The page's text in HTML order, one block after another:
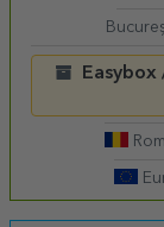
Easybox